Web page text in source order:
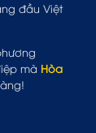
đầu Việt
mà Hòa